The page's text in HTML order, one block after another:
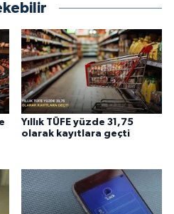
Yıllık TÜFE yüzde 31,75
olarak kayıtlara geçti